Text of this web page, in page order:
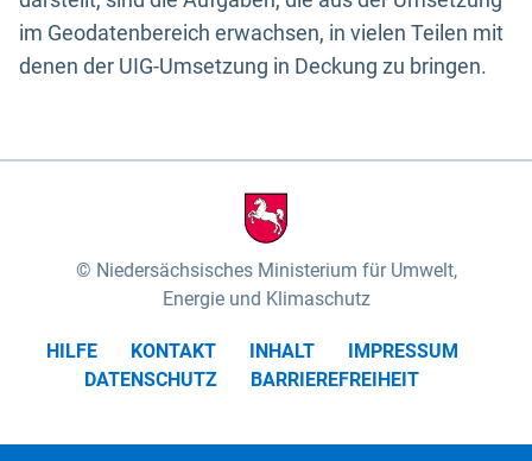
im Geodatenbereich erwachsen, in vielen Teilen mit
denen der UIG-Umsetzung in Deckung zu bringen.
Niedersächsisches Ministerium für Umwelt,
Energie und Klimaschutz
HILFE KONTAKT INHALT
IMPRESSUM
DATENSCHUTZ
BARRIEREFREIHEIT